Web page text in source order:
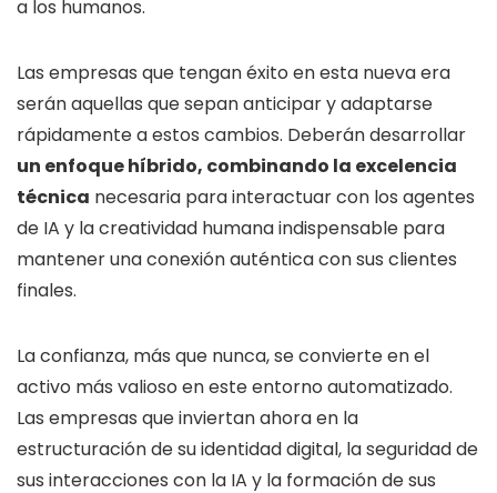
a los humanos.
Las empresas que tengan éxito en esta nueva era
serán aquellas que sepan anticipar y adaptarse
rápidamente a estos cambios. Deberán desarrollar
un enfoque híbrido, combinando la excelencia
técnica necesaria para interactuar con los agentes
de IA y la creatividad humana indispensable para
mantener una conexión auténtica con sus clientes
finales.
La confianza, más que nunca, se convierte en el
activo más valioso en este entorno automatizado.
Las empresas que inviertan ahora en la
estructuración de su identidad digital, la seguridad de
sus interacciones con la IA y la formación de sus